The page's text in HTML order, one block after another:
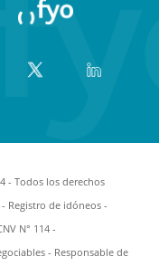
- Todos los derechos
Registro de idóneos -
N° 114 -
- Responsable de